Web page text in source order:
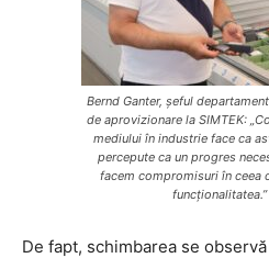
Bernd Ganter, șeful
de aprovizionare la SIMTEK:
mediului în industrie face ca
percepute ca un progres
facem compromisuri în ceea
De fapt, schimbarea se